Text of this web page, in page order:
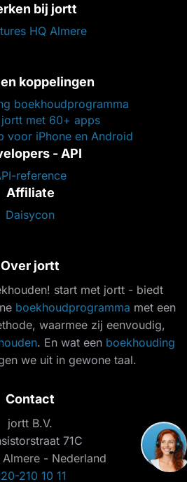
bij jortt
HQ Almere
koppelingen
boekhoudprogramma
met 60+ apps
voor iPhone en Android
- API
reference
Affiliate
Daisycon
Over jortt
start met jortt - biedt
boekhoudprogramma met een
waarmee zij eenvoudig,
. En wat een boekhouding
we uit in gewone taal.
Contact
jortt B.V.
71C
- Nederland
210 10 11